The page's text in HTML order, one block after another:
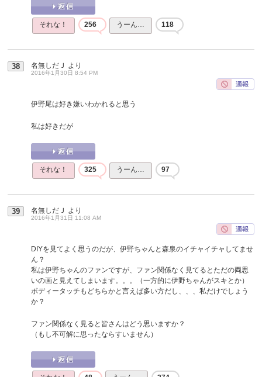
それな！ 256 うーん… 118
38 名無しだＪ より
2016年1月30日 8:54 PM
伊野尾は好き嫌いわかれると思う
私は好きだが
それな！ 325 うーん… 97
39 名無しだＪ より
2016年1月31日 11:08 AM
DIYを見てよく思うのだが、伊野ちゃんと森泉のイチャイチャしてませ
ん？
私は伊野ちゃんのファンですが、ファン関係なく見てるとただの両思
いの画と見えてしまいます。。。（一方的に伊野ちゃんがスキとか）
ボディータッチもどちらかと言えば多い方だし、、、私だけでしょう
か？
ファン関係なく見ると皆さんはどう思いますか？
（もし不可解に思ったならすいません）